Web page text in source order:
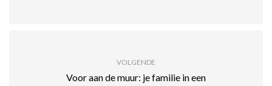
VOLGENDE
Voor aan de muur: je familie in een